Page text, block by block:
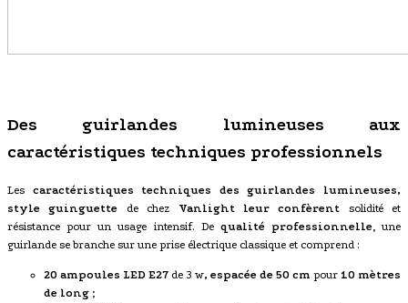
Des guirlandes lumineuses aux
caractéristiques techniques professionnels
Les caractéristiques techniques des guirlandes lumineuses,
style guinguette de chez Vanlight leur confèrent solidité et
résistance pour un usage intensif. De qualité professionnelle, une
guirlande se branche sur une prise électrique classique et comprend :
20 ampoules LED E27 de 3 w, espacée de 50 cm pour 10 mètres
de long ;